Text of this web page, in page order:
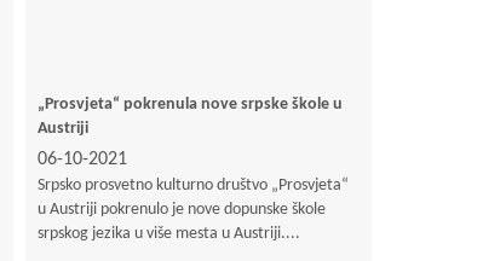
„Prosvjeta“ pokrenula nove srpske škole u
Austriji
06-10-2021
Srpsko prosvetno kulturno društvo „Prosvjeta“
u Austriji pokrenulo je nove dopunske škole
srpskog jezika u više mesta u Austriji....